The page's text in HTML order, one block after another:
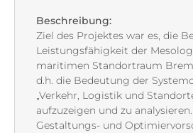
Beschreibung:
Ziel des Projektes war es, die
Leistungsfähigkeit der
maritimen Standortraum
d.h. die Bedeutung der
„Verkehr, Logistik und
aufzuzeigen und zu
Gestaltungs- und